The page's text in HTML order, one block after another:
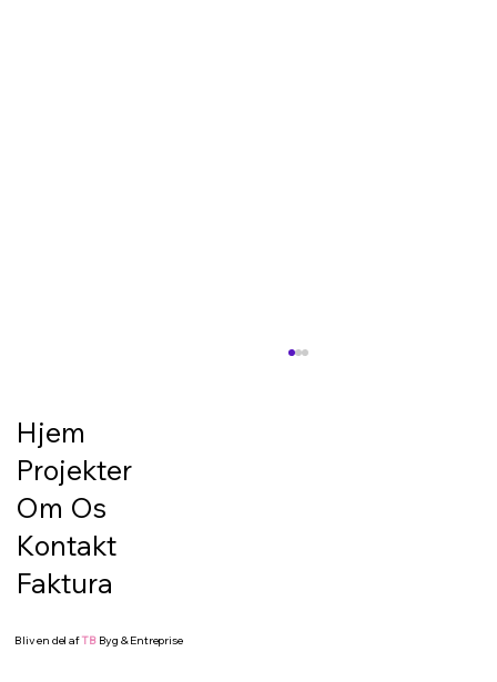
starter ikke med de synlige materialer. Den
sten eller terrassebræd
Hjem
Projekter
Om Os
Kontakt
Faktura
Bliv en del afTBByg & Entreprise